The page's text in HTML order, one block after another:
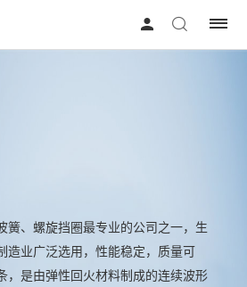
簧、螺旋挡圈最专业的公司之一，生
造业广泛选用，性能稳定，质量可
，是由弹性回火材料制成的连续波形